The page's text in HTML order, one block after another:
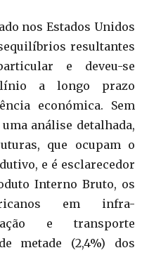
nos Estados Unidos
resultantes
e deveu-se
a longo prazo
económica. Sem
análise detalhada,
que ocupam o
e é esclarecedor
Interno Bruto, os
em infra-
e transporte
metade (2,4%) dos